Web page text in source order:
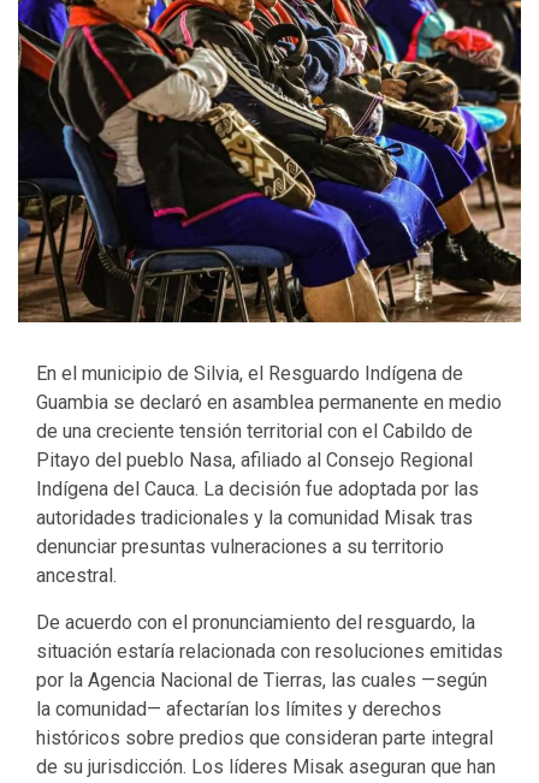
En el municipio de Silvia, el Resguardo Indígena de
Guambia se declaró en asamblea permanente en medio
de una creciente tensión territorial con el Cabildo de
Pitayo del pueblo Nasa, afiliado al Consejo Regional
Indígena del Cauca. La decisión fue adoptada por las
autoridades tradicionales y la comunidad Misak tras
denunciar presuntas vulneraciones a su territorio
ancestral.
De acuerdo con el pronunciamiento del resguardo, la
situación estaría relacionada con resoluciones emitidas
por la Agencia Nacional de Tierras, las cuales —según
la comunidad— afectarían los límites y derechos
históricos sobre predios que consideran parte integral
de su jurisdicción. Los líderes Misak aseguran que han